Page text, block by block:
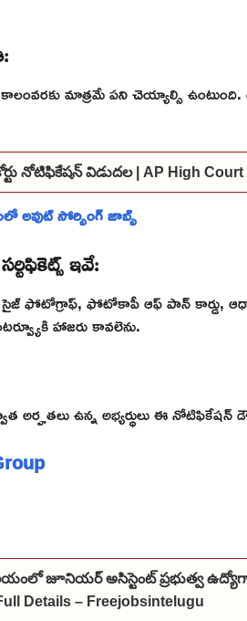
మాత్రమే పని చెయ్యాల్సి
నోటిఫికేషన్ విడుదల | AP High Court
అవుట్ సోర్సింగ్ జాబ్స్
ఇవే:
ఫోటోగ్రాఫ్, ఫోటోకాపీ ఆఫ్ పాన్ కార్డు, ఆధార్
హాజరు కావలెను.
అర్హతలు ఉన్న అభ్యర్థులు ఈ
జూనియర్ అసిస్టెంట్ ప్రభుత్వ
Details – Freejobsintelugu